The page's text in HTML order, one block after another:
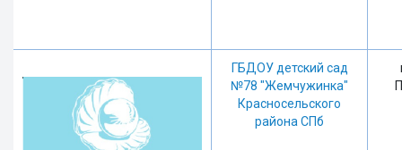
ГБДОУ детский сад
№78 "Жемчужинка"
Красносельского
района СПб